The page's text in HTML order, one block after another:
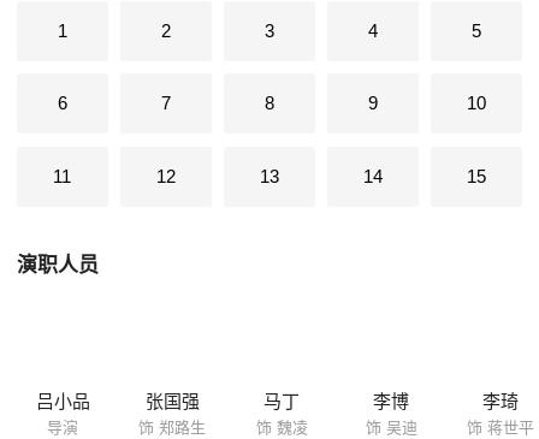
1 2 3 4 5
6 7 8 9 10
11 12 13 14 15
演职人员
吕小品
导演
张国强
饰 郑路生
马丁
饰 魏凌
李博
饰 吴迪
李琦
饰 蒋世平